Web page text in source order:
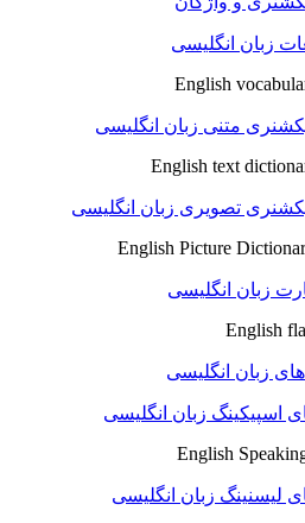
زبان انگلیسی
English
متنی زبان انگلیسی
English text
تصویری زبان انگلیسی
English Picture
زبان انگلیسی
English
زبان انگلیسی
اسپیکینگ زبان انگلیسی
English
لیسنینگ زبان انگلیسی